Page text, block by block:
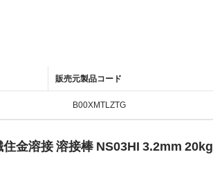
販売元製品コード
B00XMTLZTG
住金溶接 溶接棒 NS03HI 3.2mm 20kg